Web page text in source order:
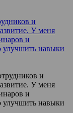
и
У меня
улучшить навыки
и
У меня
улучшить навыки